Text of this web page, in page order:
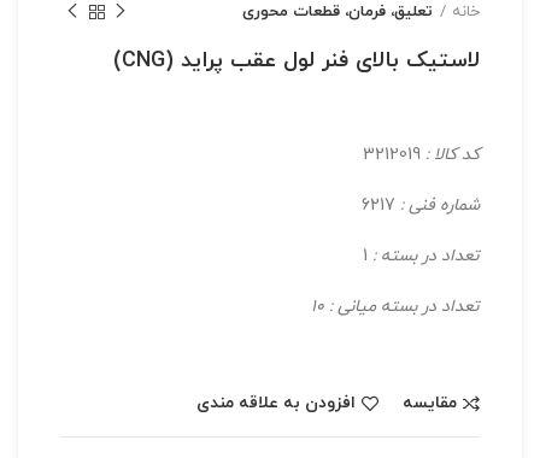
خانه تعلیق، فرمان، قطعات محوری
لاستیک بالای فنر لول عقب پراید (CNG)
کد کالا :
شماره فنی :
تعداد در بسته :
تعداد در بسته میانی : 10
مقایسه افزودن به علاقه مندی